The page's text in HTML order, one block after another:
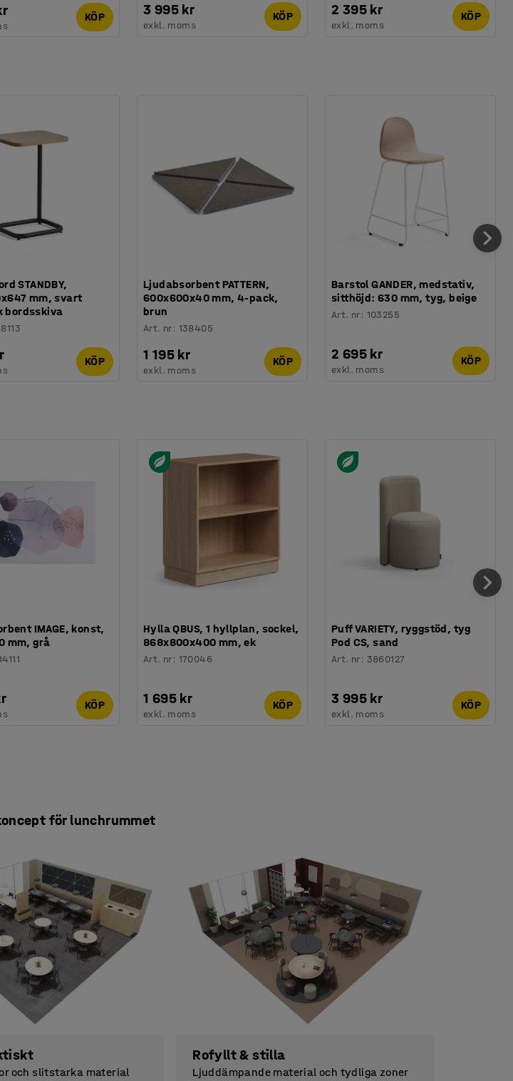
KÖP 3 995 kr
exkl. moms
KÖP 2 395 kr
exkl. moms
KÖP
STANDBY,
mm, svart
bordsskiva
KÖP
Ljudabsorbent PATTERN,
600x600x40 mm, 4-pack,
brun
Art. nr: 138405
1 195 kr
exkl. moms
KÖP
Barstol GANDER, medstativ,
sitthöjd: 630 mm, tyg, beige
Art. nr: 103255
2 695 kr
exkl. moms
KÖP
IMAGE, konst,
mm, grå
KÖP
Hylla QBUS, 1 hyllplan, sockel,
868x800x400 mm, ek
Art. nr: 170046
1 695 kr
exkl. moms
KÖP
Puff VARIETY, ryggstöd, tyg
Pod CS, sand
Art. nr: 3860127
3 995 kr
exkl. moms
KÖP
för lunchrummet
och slitstarka material
Rofyllt & stilla
Ljuddämpande material och tydliga zoner